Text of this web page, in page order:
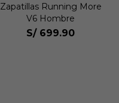
Zapatillas Running More
V6 Hombre
S/ 699.90